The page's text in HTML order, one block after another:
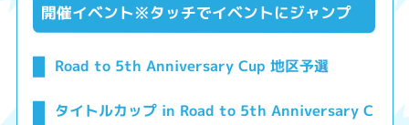
開催イベント※タッチでイベントにジャンプ
Road to 5th Anniversary Cup 地区予選
タイトルカップ in Road to 5th Anniversary C